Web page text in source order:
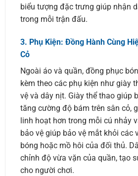
biểu tượng đặc trưng giúp nhận
trong mỗi trận đấu.
3. Phụ Kiện: Đồng Hành Cùng
Cỏ
Ngoài áo và quần, đồng phục
kèm theo các phụ kiện như giày
vệ và dây nịt. Giày thể thao giúp
tăng cường độ bám trên sân cỏ,
linh hoạt hơn trong mỗi cú nhảy
bảo vệ giúp bảo vệ mắt khỏi các
bóng hoặc mồ hôi của đối thủ.
chỉnh độ vừa vặn của quần, tạo
cho người chơi.